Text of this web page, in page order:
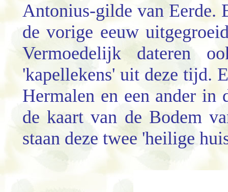
Antonius-gilde van Eerde.
de vorige eeuw
Vermoedelijk dateren
'kapellekens' uit deze tijd.
Hermalen en een ander
de kaart van de Bodem
staan deze twee 'heilige